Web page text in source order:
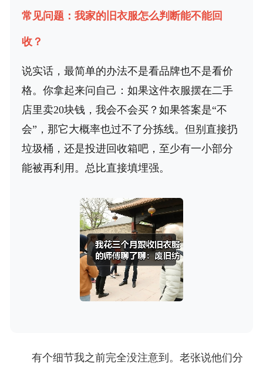
常见问题：我家的旧衣服怎么判断能不能回
收？
说实话，最简单的办法不是看品牌也不是看价
格。你拿起来问自己：如果这件衣服摆在二手
店里卖20块钱，我会不会买？如果答案是“不
会”，那它大概率也过不了分拣线。但别直接扔
垃圾桶，还是投进回收箱吧，至少有一小部分
能被再利用。总比直接填埋强。
有个细节我之前完全没注意到。老张说他们分